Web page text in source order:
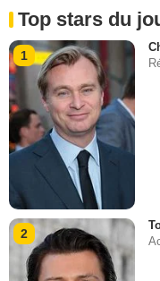
Top stars du
1
2